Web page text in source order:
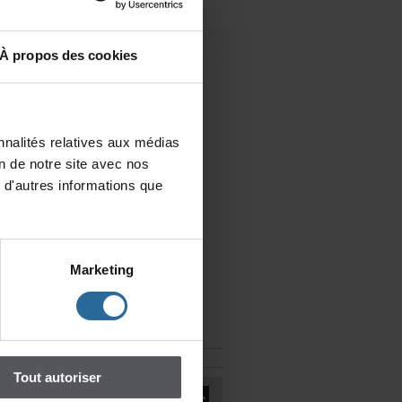
Àproposdescookies
Marketing
Toutautoriser